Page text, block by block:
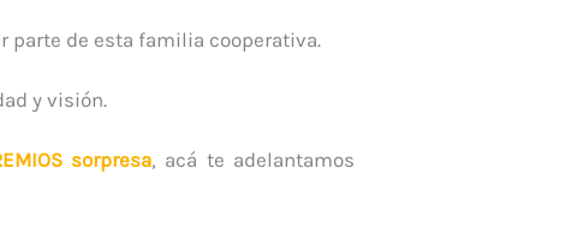
parte de esta familia cooperativa.
y visión.
sorpresa, acá te adelantamos